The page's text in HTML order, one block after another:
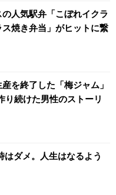
人気駅弁「こぼれイクラ
焼き弁当」がヒットに繋
を終了した「梅ジャム」
り続けた男性のストーリ
はダメ。人生はなるよう